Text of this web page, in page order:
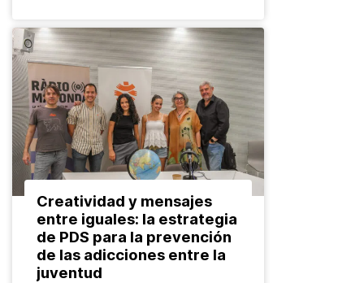
Creatividad y mensajes
entre iguales: la estrategia
de PDS para la prevención
de las adicciones entre la
juventud